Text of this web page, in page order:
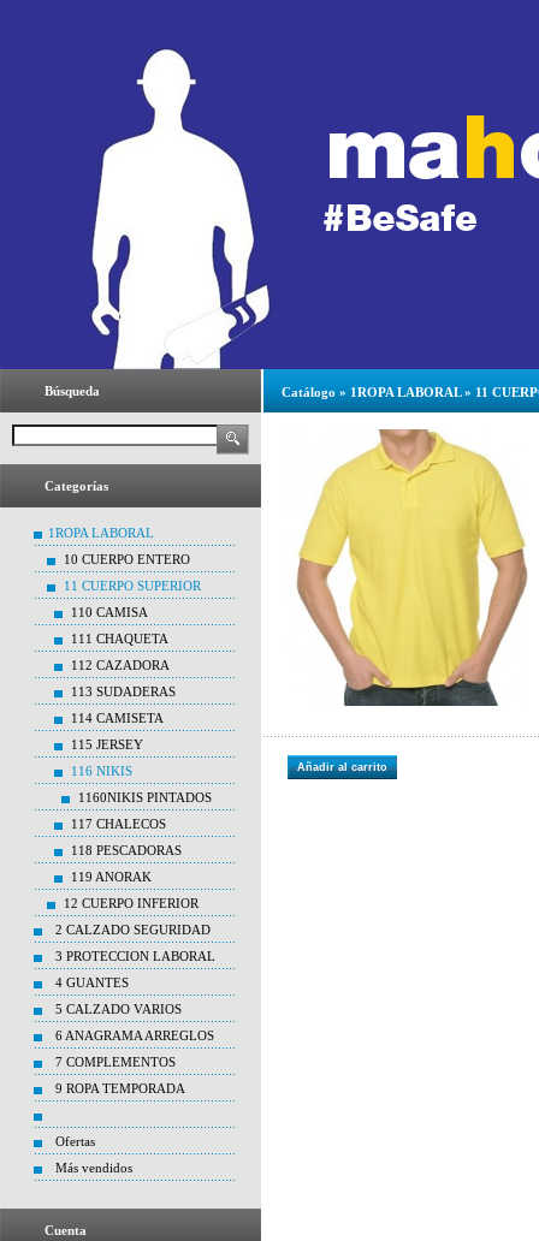
Búsqueda
Categorías
1ROPA LABORAL
10 CUERPO ENTERO
11 CUERPO SUPERIOR
110 CAMISA
111 CHAQUETA
112 CAZADORA
113 SUDADERAS
114 CAMISETA
115 JERSEY
116 NIKIS
1160NIKIS PINTADOS
117 CHALECOS
118 PESCADORAS
119 ANORAK
12 CUERPO INFERIOR
2 CALZADO SEGURIDAD
3 PROTECCION LABORAL
4 GUANTES
5 CALZADO VARIOS
6 ANAGRAMA ARREGLOS
7 COMPLEMENTOS
9 ROPA TEMPORADA
Ofertas
Más vendidos
Cuenta
Catálogo » 1ROPA LABORAL» 11
Añadir al carrito